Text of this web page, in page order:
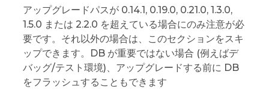
アップグレードパスが 0.14.1, 0.19.0, 0.21.0, 1.3.0,
1.5.0 または 2.2.0 を超えている場合にのみ注意が必
要です。それ以外の場合は、このセクションをスキ
ップできます。DB が重要ではない場合 (例えばデ
バッグ/テスト環境)、アップグレードする前に DB
をフラッシュすることもできます